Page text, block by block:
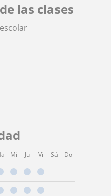
las clases
Mi Ju Vi Sá Do